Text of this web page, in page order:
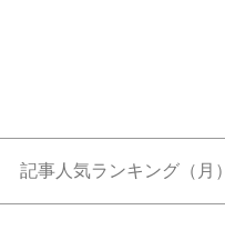
記事人気ランキング（月）